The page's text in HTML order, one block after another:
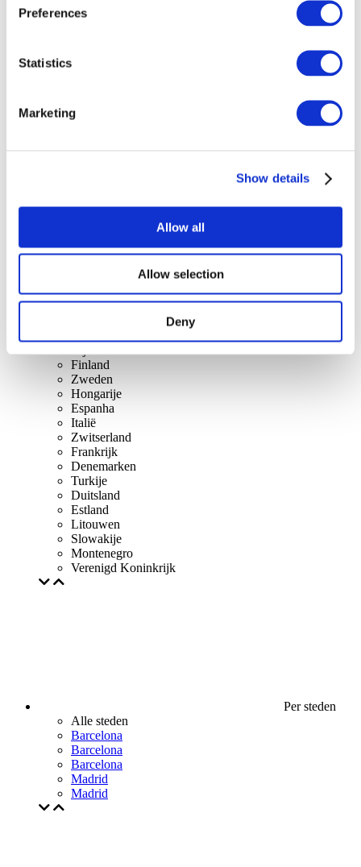
Preferences
Statistics
Marketing
Show details
Allow all
Allow selection
Deny
Per landen
Alle landen
Finland
Zweden
Hongarije
Espanha
Italië
Zwitserland
Frankrijk
Denemarken
Turkije
Duitsland
Estland
Litouwen
Slowakije
Montenegro
Verenigd Koninkrijk
Per steden
Alle steden
Barcelona
Barcelona
Barcelona
Madrid
Madrid